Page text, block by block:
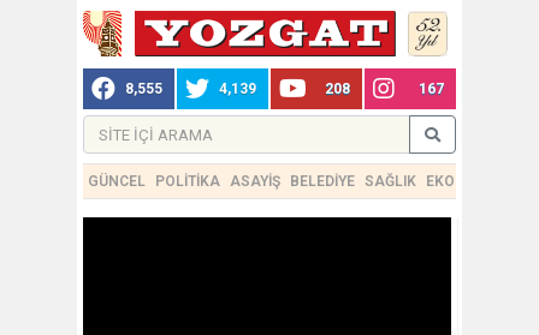
8,555 4,139 208 167
GÜNCEL POLİTİKA ASAYİŞ BELEDİYE SAĞLIK EKONOMİ